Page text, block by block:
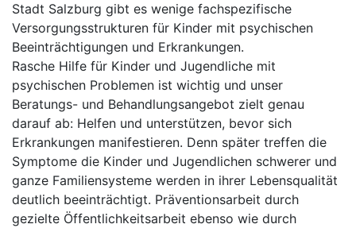
Stadt Salzburg gibt es wenige fachspezifische
Versorgungsstrukturen für Kinder mit psychischen
Beeinträchtigungen und Erkrankungen.
Rasche Hilfe für Kinder und Jugendliche mit
psychischen Problemen ist wichtig und unser
Beratungs- und Behandlungsangebot zielt genau
darauf ab: Helfen und unterstützen, bevor sich
Erkrankungen manifestieren. Denn später treffen die
Symptome die Kinder und Jugendlichen schwerer und
ganze Familiensysteme werden in ihrer Lebensqualität
deutlich beeinträchtigt. Präventionsarbeit durch
gezielte Öffentlichkeitsarbeit ebenso wie durch